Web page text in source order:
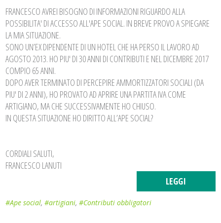
FRANCESCO AVREI BISOGNO DI INFORMAZIONI RIGUARDO ALLA
POSSIBILITA' DI ACCESSO ALL'APE SOCIAL. IN BREVE PROVO A SPIEGARE
LA MIA SITUAZIONE.
SONO UN’EX DIPENDENTE DI UN HOTEL CHE HA PERSO IL LAVORO AD
AGOSTO 2013. ​HO PIU' DI 30 ANNI DI CONTRIBUTI E NEL DICEMBRE 201​7​
COMPIO 65 ANNI.
DOPO AVER TERMINATO DI PERCEPIRE AMMORTIZZATORI SOCIALI (DA
PIU' DI 2 ANNI), HO PROVATO AD APRIRE UNA PARTITA IVA COME
ARTIGIANO, MA CHE SUCCESSIVAMENTE HO CHIUSO.
IN QUESTA SITUAZIONE HO DIRITTO ALL’APE SOCIAL?
CORDIALI SALUTI,
FRANCESCO LANUTI
LEGGI
#Ape social,#artigiani,#Contributi obbligatori